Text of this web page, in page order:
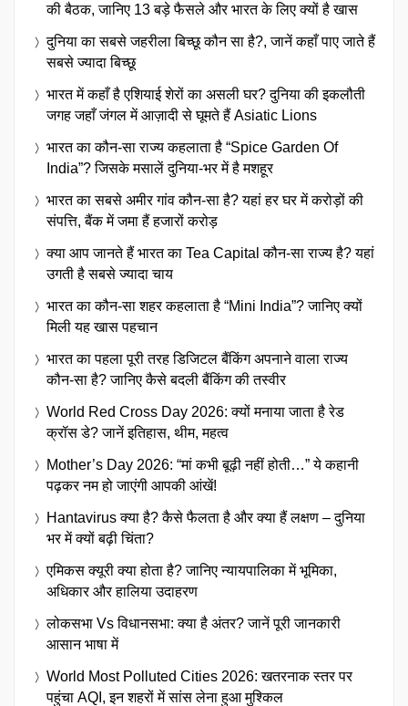
की बैठक, जानिए 13 बड़े फैसले और भारत के लिए क्यों है खास
दुनिया का सबसे जहरीला बिच्छू कौन सा है?, जानें कहाँ पाए जाते हैं
सबसे ज्यादा बिच्छू
भारत में कहाँ है एशियाई शेरों का असली घर? दुनिया की इकलौती
जगह जहाँ जंगल में आज़ादी से घूमते हैं Asiatic Lions
भारत का कौन-सा राज्य कहलाता है “Spice Garden Of
India”? जिसके मसालें दुनिया-भर में है मशहूर
भारत का सबसे अमीर गांव कौन-सा है? यहां हर घर में करोड़ों की
संपत्ति, बैंक में जमा हैं हजारों करोड़
क्या आप जानते हैं भारत का Tea Capital कौन-सा राज्य है? यहां
उगती है सबसे ज्यादा चाय
भारत का कौन-सा शहर कहलाता है “Mini India”? जानिए क्यों
मिली यह खास पहचान
भारत का पहला पूरी तरह डिजिटल बैंकिंग अपनाने वाला राज्य
कौन-सा है? जानिए कैसे बदली बैंकिंग की तस्वीर
World Red Cross Day 2026: क्यों मनाया जाता है रेड
क्रॉस डे? जानें इतिहास, थीम, महत्व
Mother’s Day 2026: “मां कभी बूढ़ी नहीं होती…” ये कहानी
पढ़कर नम हो जाएंगी आपकी आंखें!
Hantavirus क्या है? कैसे फैलता है और क्या हैं लक्षण – दुनिया
भर में क्यों बढ़ी चिंता?
एमिकस क्यूरी क्या होता है? जानिए न्यायपालिका में भूमिका,
अधिकार और हालिया उदाहरण
लोकसभा Vs विधानसभा: क्या है अंतर? जानें पूरी जानकारी
आसान भाषा में
World Most Polluted Cities 2026: खतरनाक स्तर पर
पहुंचा AQI, इन शहरों में सांस लेना हुआ मुश्किल